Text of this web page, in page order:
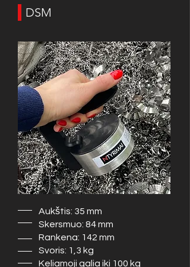
DSM
Aukštis: 35 mm
Skersmuo: 84 mm
Rankena: 142 mm
Svoris: 1,3 kg
Keliamoji galia iki 100 kg